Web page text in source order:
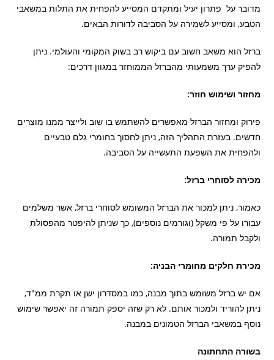
מדובר על פתרון יעיל ומתקדם המסייע להפחית את התלות במשאבי
הטבע, ומסייע לשמירה על הסביבה לדורות הבאים.
ברזל הוא משאב חשוב עם ביקוש רב בשוק המקומי והעולמי. ניתן
להפיק ערך משמעותי מהברזל הממוחזר במגוון דרכים:
מחזור ושימוש חוזר:
פירוק ומחזור הברזל מאפשרים להשתמש בו שוב ולייצר ממנו מוצרים
חדשים. בעזרת התהליך הזה, ניתן לחסוך בחומרי גלם טבעיים
ולהפחית את השפעת התעשייה על הסביבה.
מכירה לסוחרי ברזל:
כאמור, ניתן למכור את הברזל המשומש לסוחרי ברזל, אשר משלמים
עבורו על פי משקל (וגורמים נוספים), כך שניתן להיפטר מהפסולת
ולקבל תמורה.
מכירת חלקים מחומרי הבניה:
אם יש ברזל משומש בתוך מבנה, כמו במסדרון ישן או תקרת ממ"ד,
ניתן להוריד ולמכור אותם. לא רק שזה יספק תמורה זה יאפשר שימוש
נוסף במשאבי הברזל הטמונים במבנה.
בשורה התחתונה